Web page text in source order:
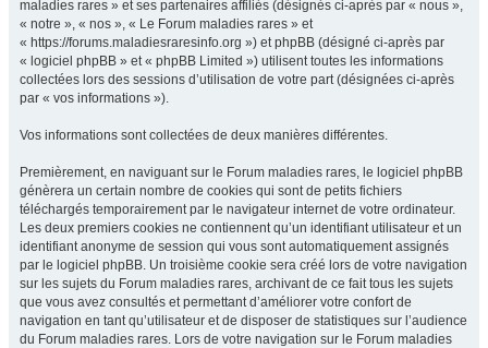
maladies rares » et ses partenaires affiliés (désignés ci-après par « nous »,
« notre », « nos », « Le Forum maladies rares » et
« https://forums.maladiesraresinfo.org ») et phpBB (désigné ci-après par
« logiciel phpBB » et « phpBB Limited ») utilisent toutes les informations
collectées lors des sessions d’utilisation de votre part (désignées ci-après
par « vos informations »).
Vos informations sont collectées de deux manières différentes.
Premièrement, en naviguant sur le Forum maladies rares, le logiciel phpBB
génèrera un certain nombre de cookies qui sont de petits fichiers
téléchargés temporairement par le navigateur internet de votre ordinateur.
Les deux premiers cookies ne contiennent qu’un identifiant utilisateur et un
identifiant anonyme de session qui vous sont automatiquement assignés
par le logiciel phpBB. Un troisième cookie sera créé lors de votre navigation
sur les sujets du Forum maladies rares, archivant de ce fait tous les sujets
que vous avez consultés et permettant d’améliorer votre confort de
navigation en tant qu’utilisateur et de disposer de statistiques sur l’audience
du Forum maladies rares. Lors de votre navigation sur le Forum maladies